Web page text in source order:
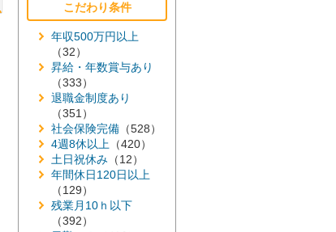
こだわり条件
年収500万円以上
（32）
昇給・年数賞与あり
（333）
退職金制度あり
（351）
社会保険完備 （528）
4週8休以上 （420）
土日祝休み （12）
年間休日120日以上
（129）
残業月10ｈ以下
（392）